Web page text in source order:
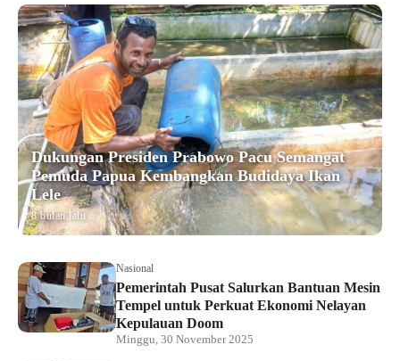
Dukungan Presiden Prabowo Pacu Semangat
Pemuda Papua Kembangkan Budidaya Ikan
Lele
8 bulan lalu
Nasional
Pemerintah Pusat Salurkan Bantuan Mesin
Tempel untuk Perkuat Ekonomi Nelayan
Kepulauan Doom
Minggu, 30 November 2025